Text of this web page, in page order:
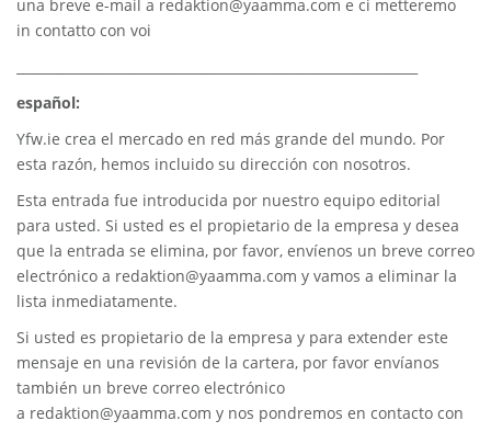
una breve e-mail a redaktion@yaamma.com e ci metteremo
in contatto con voi
español:
Yfw.ie crea el mercado en red más grande del mundo. Por
esta razón, hemos incluido su dirección con nosotros.
Esta entrada fue introducida por nuestro equipo editorial
para usted. Si usted es el propietario de la empresa y desea
que la entrada se elimina, por favor, envíenos un breve correo
electrónico a redaktion@yaamma.com y vamos a eliminar la
lista inmediatamente.
Si usted es propietario de la empresa y para extender este
mensaje en una revisión de la cartera, por favor envíanos
también un breve correo electrónico
a redaktion@yaamma.com y nos pondremos en contacto con